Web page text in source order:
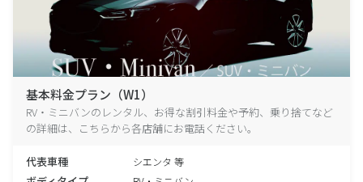
基本料金プラン（W1）
RV・ミニバンのレンタル、お得な割引料金や予約、乗り捨てなど
の詳細は、こちらから各店舗にお電話ください。
代表車種 シエンタ 等